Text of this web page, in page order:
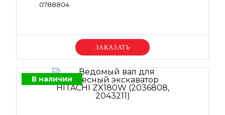
0788804
Уточняйте цену
В наличии